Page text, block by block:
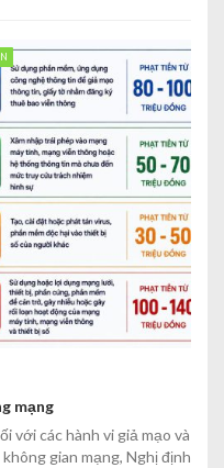
mạng
với các hành vi giả mạo và
gian mạng, Nghị định